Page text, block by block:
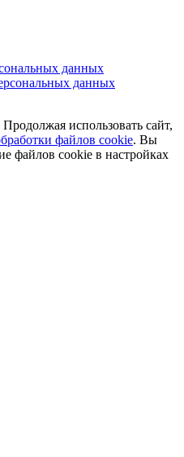
данных
данных
использовать сайт,
файлов cookie. Вы
файлов cookie в настройках